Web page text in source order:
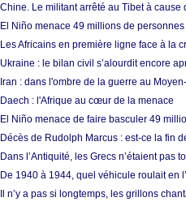
Chine. Le militant arrêté au Tibet à
El Niño menace 49 millions de
Les Africains en première ligne face à la
Ukraine : le bilan civil s’alourdit encore
Iran : dans l'ombre de la guerre au
Daech : l'Afrique au cœur de la menace
El Niño menace de faire basculer 49
Décès de Rudolph Marcus : est-ce la fin
Dans l’Antiquité, les Grecs n’étaient pas
De 1940 à 1944, quel véhicule roulait en
Il n’y a pas si longtemps, les grillons